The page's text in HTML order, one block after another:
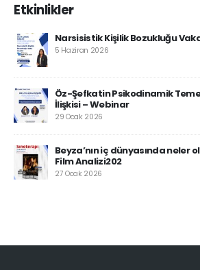
Etkinlikler
Narsisistik Kişilik Bozukluğu
5 Haziran 2026
Öz-Şefkatin Psikodinamik
İlişkisi – Webinar
29 Ocak 2026
Beyza’nın iç dünyasında neler
Film Analizi202
27 Ocak 2026